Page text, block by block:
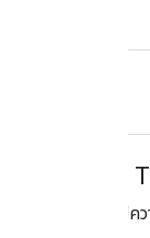
on
ต์แวร์ในพื้นที่ที่มีคว